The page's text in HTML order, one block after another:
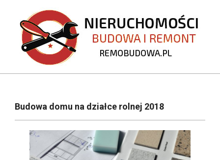
content
REMOBUDOWA.PL
NavigationBudowa domu na działce rolnej 2018